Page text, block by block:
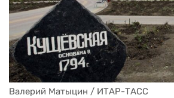
Валерий Матыцин / ИТАР-ТАСС